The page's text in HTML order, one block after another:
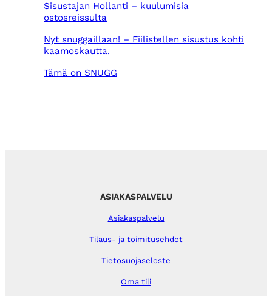
Sisustajan Hollanti – kuulumisia
ostosreissulta
Nyt snuggaillaan! – Fiilistellen sisustus kohti
kaamoskautta.
Tämä on SNUGG
ASIAKASPALVELU
Asiakaspalvelu
Tilaus- ja toimitusehdot
Tietosuojaseloste
Oma tili